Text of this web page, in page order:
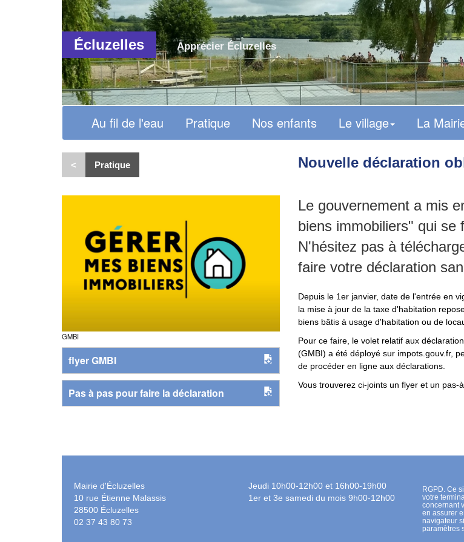
Écluzelles Apprécier Écluzelles
Au fil de l'eau Pratique Nos enfants Le village La
< Pratique Nouvelle déclaration
GMBI
flyer GMBI
Pas à pas pour faire la déclaration
Le gouvernement a mis
biens immobiliers" qui se
N'hésitez pas à
faire votre déclaration
Depuis le 1er janvier, date de l'entrée en
la mise à jour de la taxe d'habitation
biens bâtis à usage d'habitation ou de
Pour ce faire, le volet relatif aux
(GMBI) a été déployé sur impots.gouv.fr,
de procéder en ligne aux déclarations.
Vous trouverez ci-joints un flyer et un
Mairie d'Écluzelles
10 rue Étienne Malassis
28500 Écluzelles
02 37 43 80 73
Jeudi 10h00-12h00 et 16h00-19h00
1er et 3e samedi du mois 9h00-12h00
RGPD. Ce
votre
concernant
en assurer
navigateur
paramètres